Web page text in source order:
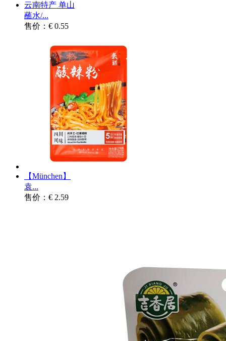
云南特产 单山
蘸水/...
售价：€ 0.55
【München】
袁...
售价：€ 2.59